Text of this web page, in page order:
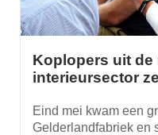
Koplopers uit de
interieursector
Eind mei kwam een
Gelderlandfabriek en